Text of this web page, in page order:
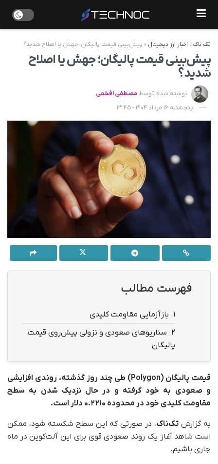
تک ناک» اخبار ارز دیجیتال » پیش‌بینی قیمت پالیگان؛ جهش یا اصلاح شدید؟
پیش‌بینی قیمت پالیگان؛ جهش یا اصلاح
شدید؟
نوشته شده توسط مصطفی افخمی
پنجشنبه 16 مرداد 1404 - 13:45
فهرست مطالب
1. بازآزمایی مقاومت کلیدی
2. سناریوهای صعودی و نزولی پیش‌روی قیمت
پالیگان
قیمت پالیگان (Polygon) طی چند روز گذشته،
روندی افزایشی
و صعودی به خود گرفته و در حال نزدیک شدن به سطح
مقاومت کلیدی خود در محدوده‌ ۰.۲۲۱۰ دلار است.
به گزارش تک‌ناک، در صورتی که این سطح شکسته شود، ممکن
است شاهد آغاز یک روند صعودی قوی برای این آلت‌کوین در ماه
جاری باشیم.